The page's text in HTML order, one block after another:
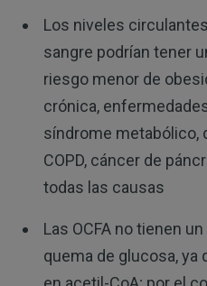
Los niveles
sangre podrían tener
riesgo menor de
crónica,
síndrome metabólico,
COPD, cáncer de
todas las causas
Las OCFA no tienen
quema de glucosa, ya